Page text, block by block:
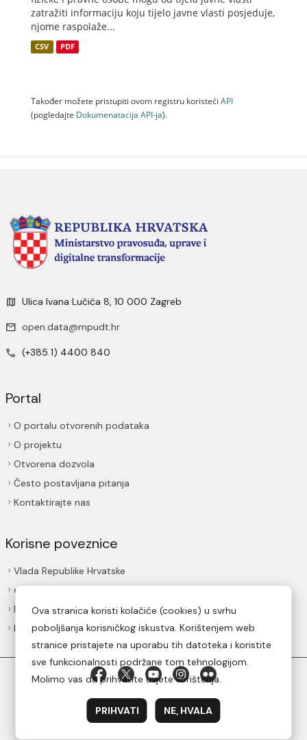
zatražiti informaciju koju tijelo javne vlasti posjeduje,
njome raspolaže...
CSV PDF
Također možete pristupiti ovom registru koristeći API
(pogledajte Dokumenаtаcijа API-jа).